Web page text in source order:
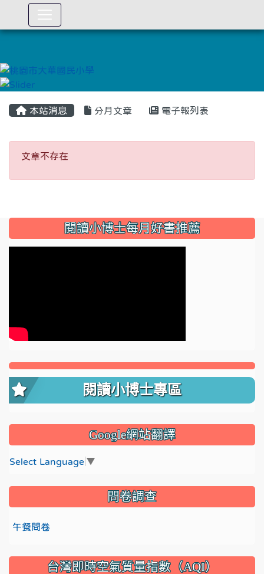
本站消息 分月文章 電子報列表
文章不存在
文章不存在
::: 閱讀小博士每月好書推薦
閱讀小博士專區
Google網站翻譯
Select Language ▼
問卷調查
午餐問卷
台灣即時空氣質量指數（AQI）